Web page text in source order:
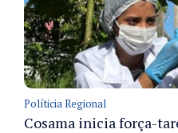
Políticia Regional